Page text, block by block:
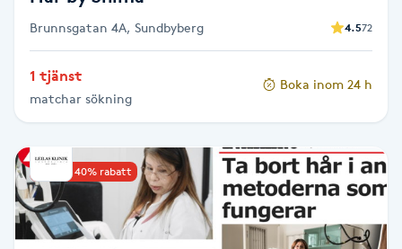
Hypnos
Hårborttagning
Hårförlängning
Hårvård
Brunnsgatan 4A, Sundbyberg 4.572
1 tjänst
matchar sökning
Boka inom 24 h
Upp till 40% rabatt